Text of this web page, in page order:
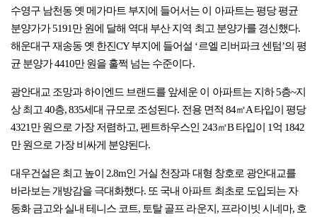
수영구 남천동 옛 메가마트 부지에 들어서는 이 아파트는 평당 평균
분양가가 5191만 원에 달해 역대 부산 지역 최고 분양가를 경신했다.
해운대구 재송동 옛 한진CY 부지에 들어설 ‘르엘 리버파크 센텀’의 평
균 분양가 4410만 원을 훌쩍 넘는 수준이다.
광안대교 조망과 하이엔드 브랜드를 앞세운 이 아파트는 지하 5층~지
상 최고 40층, 835세대 규모로 조성된다. 전용 면적 84㎡A 타입이 평당
4321만 원으로 가장 저렴하고, 펜트하우스인 243㎡B 타입이 1억 1842
만 원으로 가장 비싸게 분양된다.
대우건설은 최고 높이 2.8m인 거실 천장과 대형 창호로 광안대교를
바라보는 개방감을 극대화했다. 또 국내 아파트 최초로 도입되는 자
동화 금고와 실내 테니스 코트, 토탈 골프 라운지, 프라이빗 시네마, 호